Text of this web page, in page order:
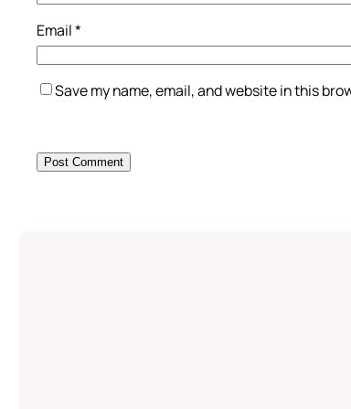
Email*
Save my name, email, and website in this